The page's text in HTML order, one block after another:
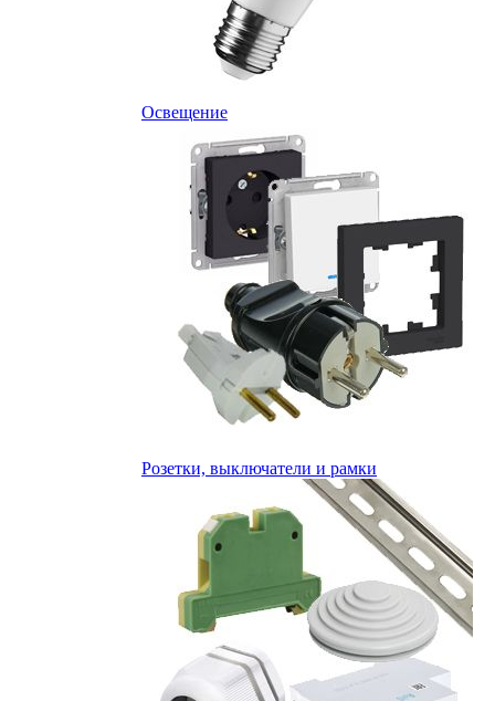
Освещение
Розетки, выключатели и рамки